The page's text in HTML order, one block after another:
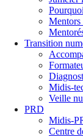
Mentors
Transition
Midis-
Veille
PRD
Midis-
Centre